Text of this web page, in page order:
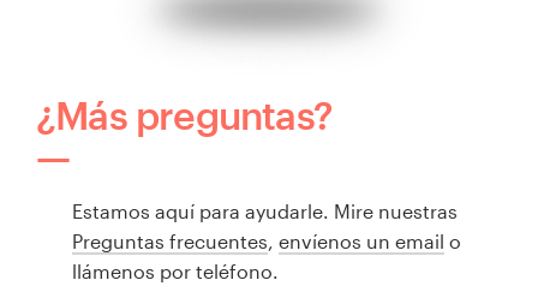
¿Más preguntas?
Estamos aquí para ayudarle. Mire nuestras
Preguntas frecuentes, envíenos un email o
llámenos por teléfono.